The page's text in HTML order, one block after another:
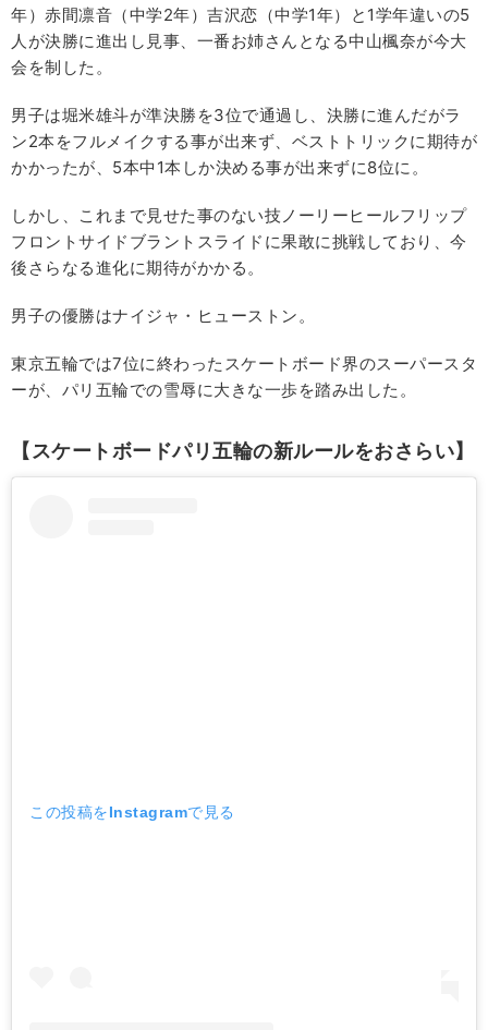
年）赤間凛音（中学2年）吉沢恋（中学1年）と1学年違いの5
人が決勝に進出し見事、一番お姉さんとなる中山楓奈が今大
会を制した。
男子は堀米雄斗が準決勝を3位で通過し、決勝に進んだがラ
ン2本をフルメイクする事が出来ず、ベストトリックに期待が
かかったが、5本中1本しか決める事が出来ずに8位に。
しかし、これまで見せた事のない技ノーリーヒールフリップ
フロントサイドブラントスライドに果敢に挑戦しており、今
後さらなる進化に期待がかかる。
男子の優勝はナイジャ・ヒューストン。
東京五輪では7位に終わったスケートボード界のスーパースタ
ーが、パリ五輪での雪辱に大きな一歩を踏み出した。
【スケートボードパリ五輪の新ルールをおさらい】
この投稿をInstagramで見る